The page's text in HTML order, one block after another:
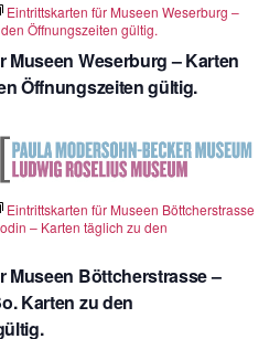
Museen Weserburg – Karten
Öffnungszeiten gültig.
Eintrittskarten für Museen Weserburg –
Öffnungszeiten gültig.
Museen Böttcherstrasse –
Karten zu den
Eintrittskarten für Museen Böttcherstrasse
– Karten täglich zu den